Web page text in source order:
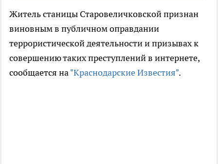
Житель станицы Старовеличковской признан
виновным в публичном оправдании
террористической деятельности и призывах к
совершению таких преступлений в интернете,
сообщается на"Краснодарские Известия".